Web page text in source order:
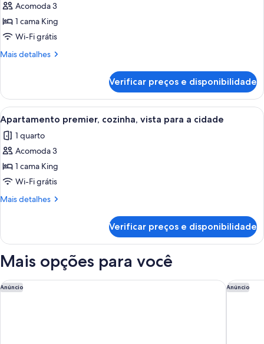
Acomoda 3
1 cama King
Wi-Fi grátis
Mais detalhes
Mais
com
design
assinado,
cama
King,
para
a
Verificar preços e disponibilidade
Carrega
todas
as
fotos
de
Apartamento
premier,
para
cidade
Apartamento premier, cozinha, vista
21
Apartamento premier, cozinha, vista para a cidade
1 quarto
Acomoda 3
1 cama King
Wi-Fi grátis
Mais detalhes
Mais
premier,
vista
a
cidade
Verificar preços e disponibilidade
Mais opções para você
Anúncio
Fenix Hotel Anúncio
Le Parc